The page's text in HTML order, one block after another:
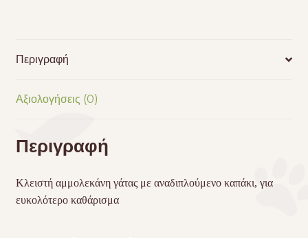
Περιγραφή
Αξιολογήσεις (0)
Περιγραφή
Κλειστή αμμολεκάνη γάτας με αναδιπλούμενο καπάκι, για
ευκολότερο καθάρισμα